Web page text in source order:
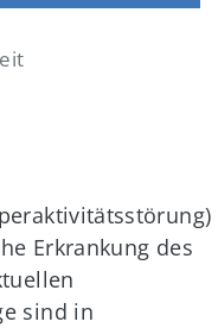
Erkrankung des
sind in